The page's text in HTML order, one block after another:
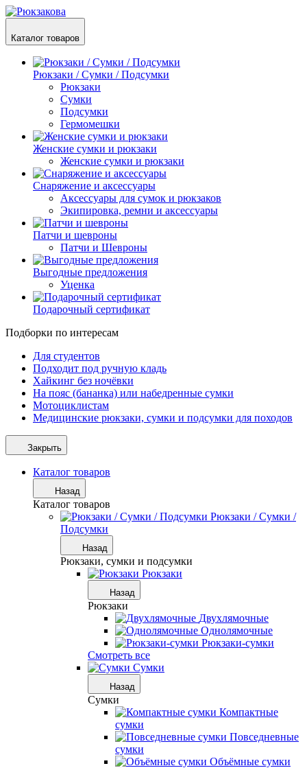
Каталог товаров
Рюкзаки / Сумки / Подсумки
Рюкзаки
Сумки
Подсумки
Гермомешки
Женские сумки и рюкзаки
Женские сумки и рюкзаки
Снаряжение и аксессуары
Аксессуары для сумок и рюкзаков
Экипировка, ремни и аксессуары
Патчи и шевроны
Патчи и Шевроны
Выгодные предложения
Уценка
Подарочный сертификат
Подборки по интересам
Для студентов
Подходит под ручную кладь
Хайкинг без ночёвки
На пояс (бананка) или набедренные сумки
Мотоциклистам
Медицинские рюкзаки, сумки и подсумки для походов
Закрыть
Каталог товаров
Назад
Каталог товаров
Рюкзаки / Сумки /
Подсумки
Назад
Рюкзаки, сумки и подсумки
Рюкзаки
Назад
Рюкзаки
Двухлямочные
Однолямочные
Рюкзаки-сумки
Смотреть все
Сумки
Назад
Сумки
Компактные
сумки
Повседневные
сумки
Объёмные сумки